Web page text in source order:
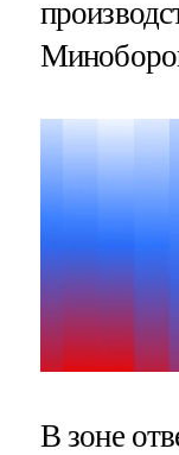
В зоне